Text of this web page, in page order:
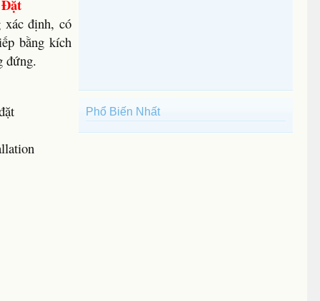
Đặt
xác định, có
bằng kích
đứng.
Phổ Biến Nhất